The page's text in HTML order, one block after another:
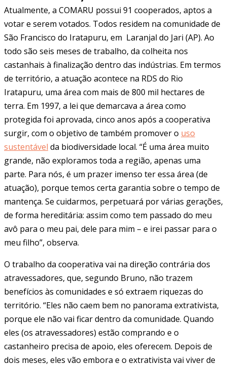
Atualmente, a COMARU possui 91 cooperados, aptos a
votar e serem votados. Todos residem na comunidade de
São Francisco do Iratapuru, em Laranjal do Jari (AP). Ao
todo são seis meses de trabalho, da colheita nos
castanhais à finalização dentro das indústrias. Em termos
de território, a atuação acontece na RDS do Rio
Iratapuru, uma área com mais de 800 mil hectares de
terra. Em 1997, a lei que demarcava a área como
protegida foi aprovada, cinco anos após a cooperativa
surgir, com o objetivo de também promover o uso
sustentável da biodiversidade local. “É uma área muito
grande, não exploramos toda a região, apenas uma
parte. Para nós, é um prazer imenso ter essa área (de
atuação), porque temos certa garantia sobre o tempo de
mantença. Se cuidarmos, perpetuará por várias gerações,
de forma hereditária: assim como tem passado do meu
avô para o meu pai, dele para mim – e irei passar para o
meu filho”, observa.
O trabalho da cooperativa vai na direção contrária dos
atravessadores, que, segundo Bruno, não trazem
benefícios às comunidades e só extraem riquezas do
território. “Eles não caem bem no panorama extrativista,
porque ele não vai ficar dentro da comunidade. Quando
eles (os atravessadores) estão comprando e o
castanheiro precisa de apoio, eles oferecem. Depois de
dois meses, eles vão embora e o extrativista vai viver de